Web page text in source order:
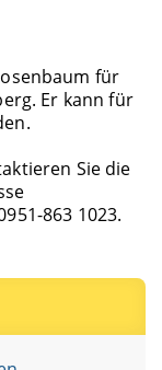
für
Er kann für
Sie die
863 1023.